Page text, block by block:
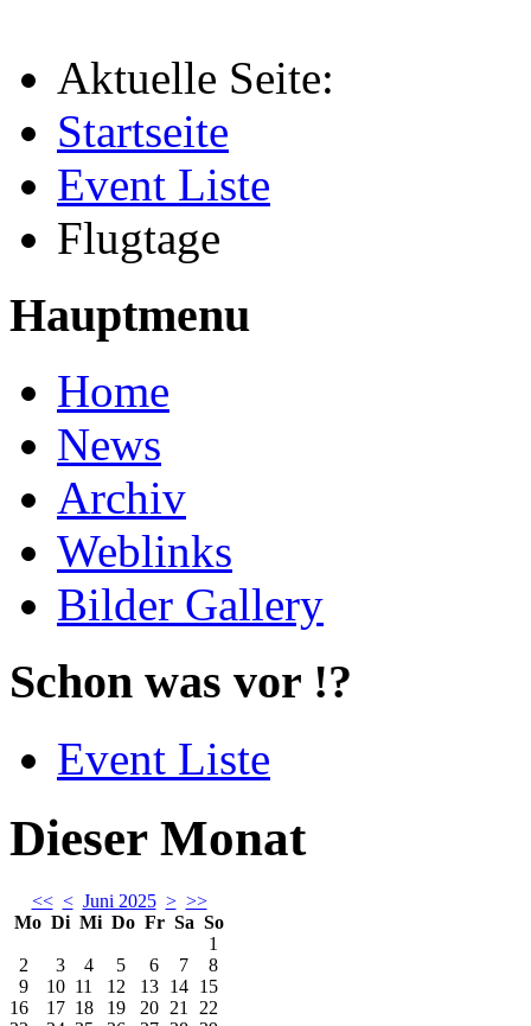
Aktuelle Seite:
Startseite
Event Liste
Flugtage
Hauptmenu
Home
News
Archiv
Weblinks
Bilder Gallery
Schon was vor !?
Event Liste
Dieser Monat
<< < Juni 2025 > >>
Mo Di Mi Do Fr Sa So
1
2
3 4 5 6 7
8
9
10 11 12 13 14 15
16
17 18 19 20 21
22